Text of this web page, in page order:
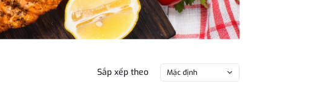
Sắp xếp theo Mặc định